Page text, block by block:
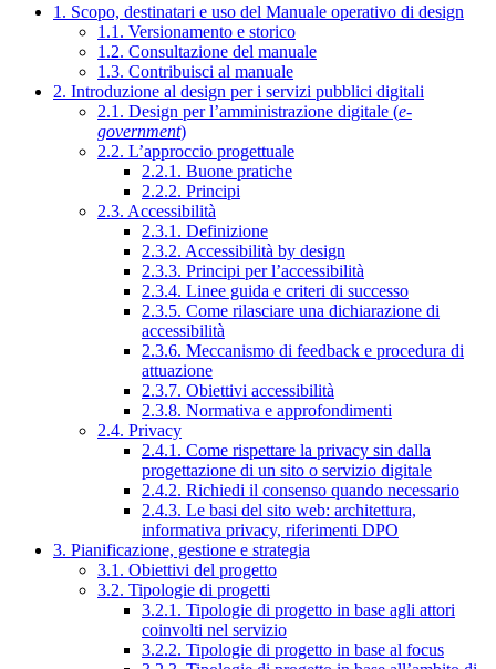
1. Scopo, destinatari e uso del Manuale operativo di design
1.1. Versionamento e storico
1.2. Consultazione del manuale
1.3. Contribuisci al manuale
2. Introduzione al design per i servizi pubblici digitali
2.1. Design per l’amministrazione digitale (e-
government)
2.2. L’approccio progettuale
2.2.1. Buone pratiche
2.2.2. Principi
2.3. Accessibilità
2.3.1. Definizione
2.3.2. Accessibilità by design
2.3.3. Principi per l’accessibilità
2.3.4. Linee guida e criteri di successo
2.3.5. Come rilasciare una dichiarazione di
accessibilità
2.3.6. Meccanismo di feedback e procedura di
attuazione
2.3.7. Obiettivi accessibilità
2.3.8. Normativa e approfondimenti
2.4. Privacy
2.4.1. Come rispettare la privacy sin dalla
progettazione di un sito o servizio digitale
2.4.2. Richiedi il consenso quando necessario
2.4.3. Le basi del sito web: architettura,
informativa privacy, riferimenti DPO
3. Pianificazione, gestione e strategia
3.1. Obiettivi del progetto
3.2. Tipologie di progetti
3.2.1. Tipologie di progetto in base agli attori
coinvolti nel servizio
3.2.2. Tipologie di progetto in base al focus